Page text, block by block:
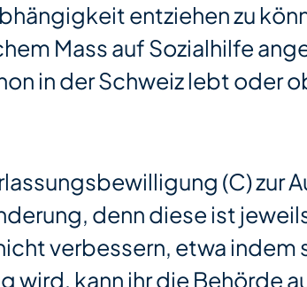
entziehen zu
Mass auf Sozialhilfe
in der Schweiz lebt oder
(C) zur
denn diese ist
verbessern, etwa indem
kann ihr die Behörde